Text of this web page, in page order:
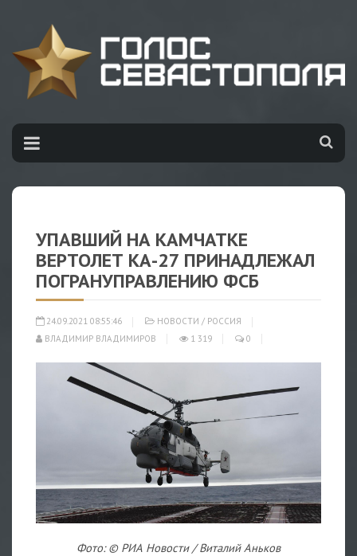
УПАВШИЙ НА КАМЧАТКЕ
ВЕРТОЛЕТ КА-27 ПРИНАДЛЕЖАЛ
ПОГРАНУПРАВЛЕНИЮ ФСБ
24.09.2021 08:55:46 НОВОСТИ / РОССИЯ
ВЛАДИМИР ВЛАДИМИРОВ
1 319 0
Фото: © РИА Новости / Виталий Аньков